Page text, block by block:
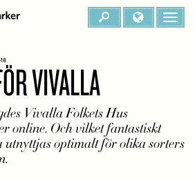
VIVALLA
Vivalla Folkets Hus
online. Och vilket fantastiskt
utnyttjas optimalt för olika sorters